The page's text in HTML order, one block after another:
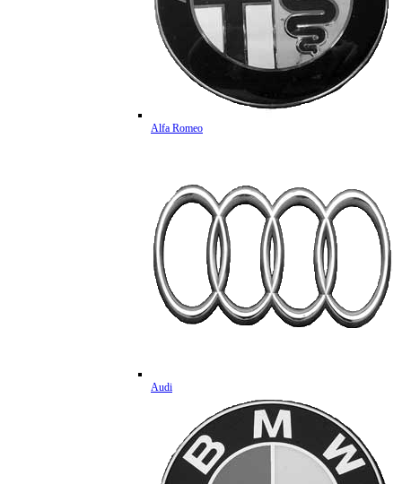
Alfa Romeo
Audi